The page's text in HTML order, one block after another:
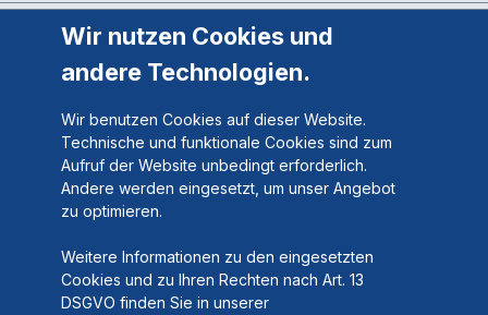
Wir nutzen Cookies und
andere Technologien.
Wir benutzen Cookies auf dieser Website.
Technische und funktionale Cookies sind zum
Aufruf der Website unbedingt erforderlich.
Andere werden eingesetzt, um unser Angebot
zu optimieren.
Weitere Informationen zu den eingesetzten
Cookies und zu Ihren Rechten nach Art. 13
DSGVO finden Sie in unserer